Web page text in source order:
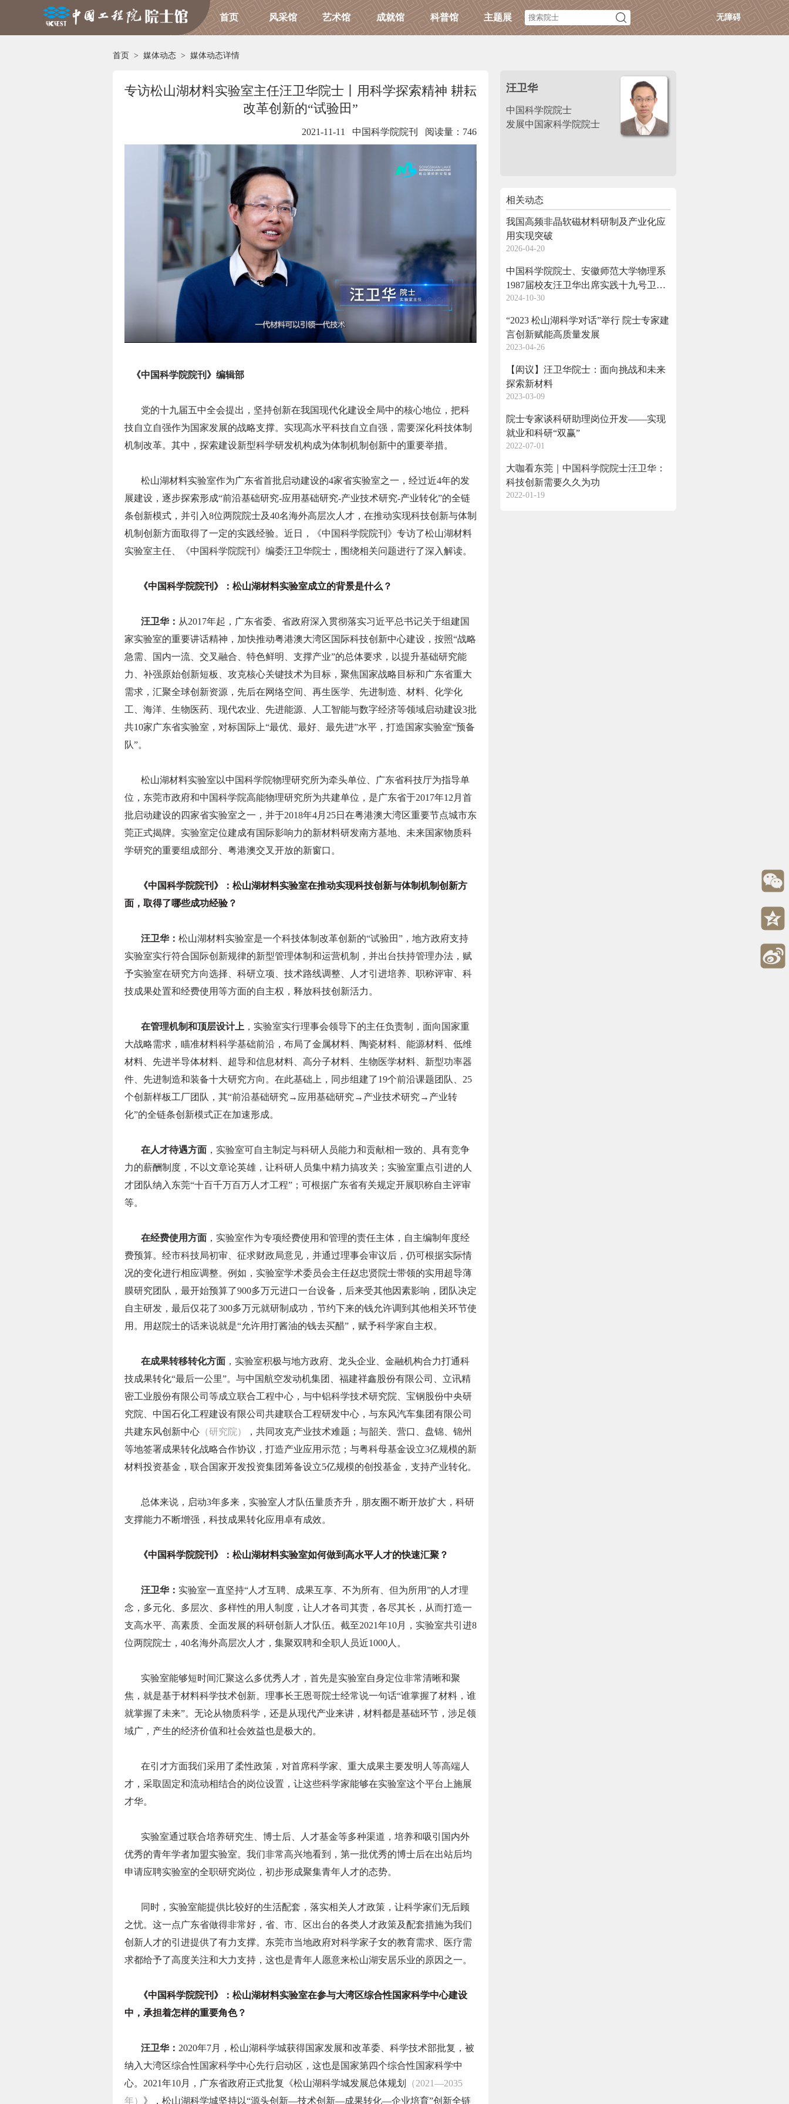
首页 风采馆 艺术馆 成就馆 科普馆 主题展 无障碍
首页 > 媒体动态 > 媒体动态详情
专访松山湖材料实验室主任汪卫华院士丨用科学探索精神 耕耘
改革创新的“试验田”
2021-11-11 中国科学院院刊 阅读量：746
《中国科学院院刊》编辑部
党的十九届五中全会提出，坚持创新在我国现代化建设全局中的核心地位，把科
技自立自强作为国家发展的战略支撑。实现高水平科技自立自强，需要深化科技体制
机制改革。其中，探索建设新型科学研发机构成为体制机制创新中的重要举措。
松山湖材料实验室作为广东省首批启动建设的4家省实验室之一，经过近4年的发
展建设，逐步探索形成“前沿基础研究-应用基础研究-产业技术研究-产业转化”的全链
条创新模式，并引入8位两院院士及40名海外高层次人才，在推动实现科技创新与体制
机制创新方面取得了一定的实践经验。近日，《中国科学院院刊》专访了松山湖材料
实验室主任、《中国科学院院刊》编委汪卫华院士，围绕相关问题进行了深入解读。
《中国科学院院刊》：松山湖材料实验室成立的背景是什么？
汪卫华： 从2017年起，广东省委、省政府深入贯彻落实习近平总书记关于组建国
家实验室的重要讲话精神，加快推动粤港澳大湾区国际科技创新中心建设，按照“战略
急需、国内一流、交叉融合、特色鲜明、支撑产业”的总体要求，以提升基础研究能
力、补强原始创新短板、攻克核心关键技术为目标，聚焦国家战略目标和广东省重大
需求，汇聚全球创新资源，先后在网络空间、再生医学、先进制造、材料、化学化
工、海洋、生物医药、现代农业、先进能源、人工智能与数字经济等领域启动建设3批
共10家广东省实验室，对标国际上“最优、最好、最先进”水平，打造国家实验室“预备
队”。
松山湖材料实验室以中国科学院物理研究所为牵头单位、广东省科技厅为指导单
位，东莞市政府和中国科学院高能物理研究所为共建单位，是广东省于2017年12月首
批启动建设的四家省实验室之一，并于2018年4月25日在粤港澳大湾区重要节点城市东
莞正式揭牌。实验室定位建成有国际影响力的新材料研发南方基地、未来国家物质科
学研究的重要组成部分、粤港澳交叉开放的新窗口。
《中国科学院院刊》：松山湖材料实验室在推动实现科技创新与体制机制创新方
面，取得了哪些成功经验？
汪卫华： 松山湖材料实验室是一个科技体制改革创新的“试验田”，地方政府支持
实验室实行符合国际创新规律的新型管理体制和运营机制，并出台扶持管理办法，赋
予实验室在研究方向选择、科研立项、技术路线调整、人才引进培养、职称评审、科
技成果处置和经费使用等方面的自主权，释放科技创新活力。
在管理机制和顶层设计上 ，实验室实行理事会领导下的主任负责制，面向国家重
大战略需求，瞄准材料科学基础前沿，布局了金属材料、陶瓷材料、能源材料、低维
材料、先进半导体材料、超导和信息材料、高分子材料、生物医学材料、新型功率器
件、先进制造和装备十大研究方向。在此基础上，同步组建了19个前沿课题团队、25
个创新样板工厂团队，其“前沿基础研究→应用基础研究→产业技术研究→产业转
化”的全链条创新模式正在加速形成。
在人才待遇方面 ，实验室可自主制定与科研人员能力和贡献相一致的、具有竞争
力的薪酬制度，不以文章论英雄，让科研人员集中精力搞攻关；实验室重点引进的人
才团队纳入东莞“十百千万百万人才工程”；可根据广东省有关规定开展职称自主评审
等。
在经费使用方面 ，实验室作为专项经费使用和管理的责任主体，自主编制年度经
费预算。经市科技局初审、征求财政局意见，并通过理事会审议后，仍可根据实际情
况的变化进行相应调整。例如，实验室学术委员会主任赵忠贤院士带领的实用超导薄
膜研究团队，最开始预算了900多万元进口一台设备，后来受其他因素影响，团队决定
自主研发，最后仅花了300多万元就研制成功，节约下来的钱允许调到其他相关环节使
用。用赵院士的话来说就是“允许用打酱油的钱去买醋”，赋予科学家自主权。
在成果转移转化方面 ，实验室积极与地方政府、龙头企业、金融机构合力打通科
技成果转化“最后一公里”。与中国航空发动机集团、福建祥鑫股份有限公司、立讯精
密工业股份有限公司等成立联合工程中心，与中铝科学技术研究院、宝钢股份中央研
究院、中国石化工程建设有限公司共建联合工程研发中心，与东风汽车集团有限公司
共建东风创新中心 （研究院）
，共同攻克产业技术难题；与韶关、营口、盘锦、锦州
等地签署成果转化战略合作协议，打造产业应用示范；与粤科母基金设立3亿规模的新
材料投资基金，联合国家开发投资集团筹备设立5亿规模的创投基金，支持产业转化。
总体来说，启动3年多来，实验室人才队伍量质齐升，朋友圈不断开放扩大，科研
支撑能力不断增强，科技成果转化应用卓有成效。
《中国科学院院刊》：松山湖材料实验室如何做到高水平人才的快速汇聚？
汪卫华： 实验室一直坚持“人才互聘、成果互享、不为所有、但为所用”的人才理
念，多元化、多层次、多样性的用人制度，让人才各司其责，各尽其长，从而打造一
支高水平、高素质、全面发展的科研创新人才队伍。截至2021年10月，实验室共引进8
位两院院士，40名海外高层次人才，集聚双聘和全职人员近1000人。
实验室能够短时间汇聚这么多优秀人才，首先是实验室自身定位非常清晰和聚
焦，就是基于材料科学技术创新。理事长王恩哥院士经常说一句话“谁掌握了材料，谁
就掌握了未来”。无论从物质科学，还是从现代产业来讲，材料都是基础环节，涉足领
域广，产生的经济价值和社会效益也是极大的。
在引才方面我们采用了柔性政策，对首席科学家、重大成果主要发明人等高端人
才，采取固定和流动相结合的岗位设置，让这些科学家能够在实验室这个平台上施展
才华。
实验室通过联合培养研究生、博士后、人才基金等多种渠道，培养和吸引国内外
优秀的青年学者加盟实验室。我们非常高兴地看到，第一批优秀的博士后在出站后均
申请应聘实验室的全职研究岗位，初步形成聚集青年人才的态势。
同时，实验室能提供比较好的生活配套，落实相关人才政策，让科学家们无后顾
之忧。这一点广东省做得非常好，省、市、区出台的各类人才政策及配套措施为我们
创新人才的引进提供了有力支撑。东莞市当地政府对科学家子女的教育需求、医疗需
求都给予了高度关注和大力支持，这也是青年人愿意来松山湖安居乐业的原因之一。
《中国科学院院刊》：松山湖材料实验室在参与大湾区综合性国家科学中心建设
中，承担着怎样的重要角色？
汪卫华： 2020年7月，松山湖科学城获得国家发展和改革委、科学技术部批复，被
纳入大湾区综合性国家科学中心先行启动区，这也是国家第四个综合性国家科学中
心。2021年10月，广东省政府正式批复《松山湖科学城发展总体规划
（2021—2035
年） 》，松山湖科学城坚持以“源头创新—技术创新—成果转化—企业培育”创新全链
汪卫华
中国科学院院士
发展中国家科学院院士
相关动态
我国高频非晶软磁材料研制及产业化应
用实现突破
2026-04-20
中国科学院院士、安徽师范大学物理系
1987届校友汪卫华出席实践十九号卫星
返回后载荷交付仪式
2024-10-30
“2023 松山湖科学对话”举行 院士专家建
言创新赋能高质量发展
2023-04-26
【闳议】汪卫华院士：面向挑战和未来
探索新材料
2023-03-09
院士专家谈科研助理岗位开发——实现
就业和科研“双赢”
2022-07-01
大咖看东莞｜中国科学院院士汪卫华：
科技创新需要久久为功
2022-01-19